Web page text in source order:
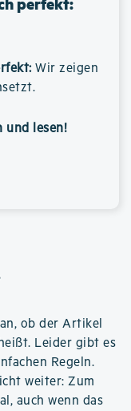
: Wir zeigen
und lesen!
ob der Artikel
Leider gibt es
Regeln.
weiter: Zum
auch wenn das